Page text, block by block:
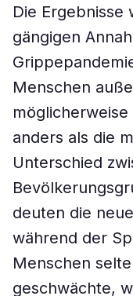
Die
gängigen
Menschen
anders als die
Unterschied
deuten die
während der
Menschen
geschwächte,